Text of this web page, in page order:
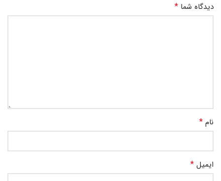
دیدگاه شما *
نام *
ایمیل *